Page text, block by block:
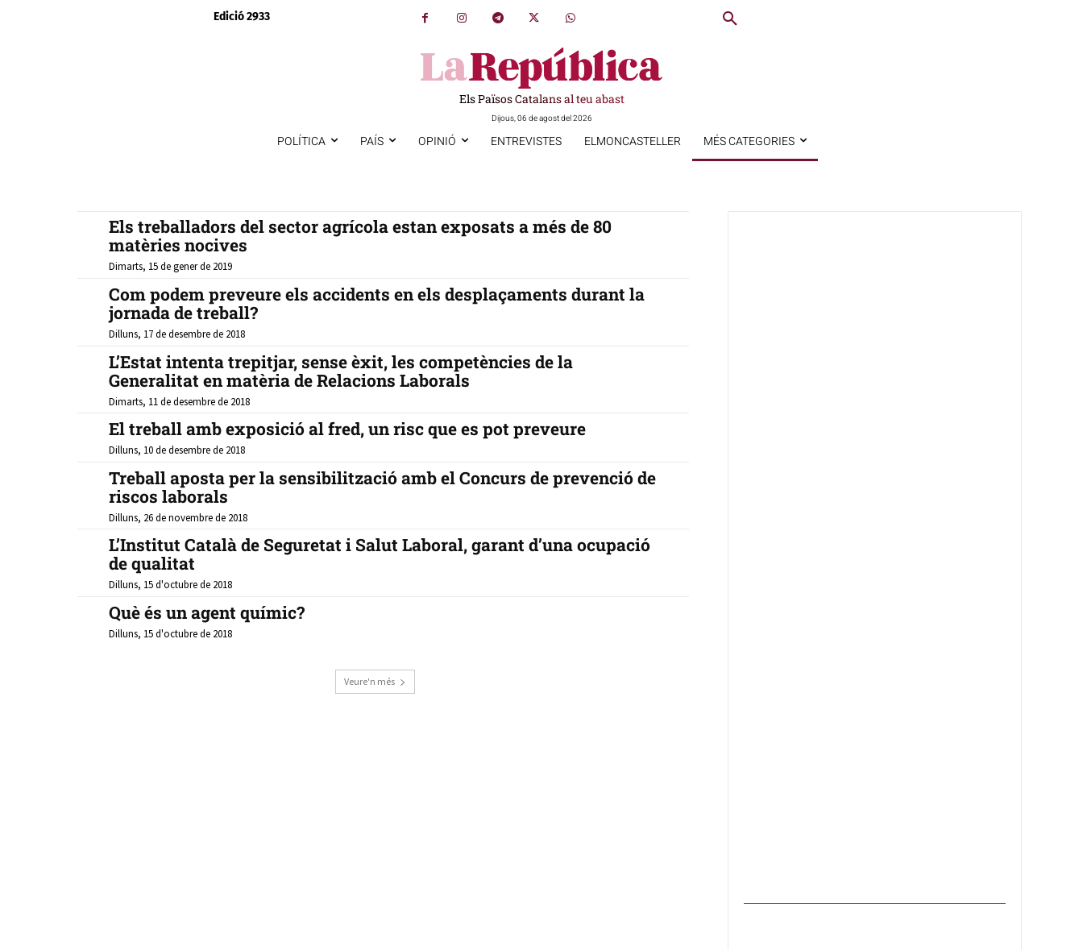
Edició 2933
Els Països Catalans al teu abast
Dijous, 06 de agost del 2026
POLÍTICA PAÍS OPINIÓ ENTREVISTES ELMONCASTELLER MÉS CATEGORIES
Els treballadors del sector agrícola estan exposats a més de 80
matèries nocives
Dimarts, 15 de gener de 2019
Com podem preveure els accidents en els desplaçaments durant la
jornada de treball?
Dilluns, 17 de desembre de 2018
L’Estat intenta trepitjar, sense èxit, les competències de la
Generalitat en matèria de Relacions Laborals
Dimarts, 11 de desembre de 2018
El treball amb exposició al fred, un risc que es pot preveure
Dilluns, 10 de desembre de 2018
Treball aposta per la sensibilització amb el Concurs de prevenció de
riscos laborals
Dilluns, 26 de novembre de 2018
L’Institut Català de Seguretat i Salut Laboral, garant d’una ocupació
de qualitat
Dilluns, 15 d'octubre de 2018
Què és un agent químic?
Dilluns, 15 d'octubre de 2018
Veure'n més